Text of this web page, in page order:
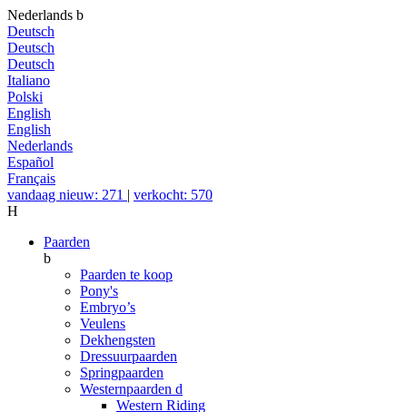
Nederlands b
Deutsch
Deutsch
Deutsch
Italiano
Polski
English
English
Nederlands
Español
Français
vandaag nieuw: 271 | verkocht: 570
H
Paarden
b
Paarden te koop
Pony's
Embryo’s
Veulens
Dekhengsten
Dressuurpaarden
Springpaarden
Westernpaarden d
Western Riding